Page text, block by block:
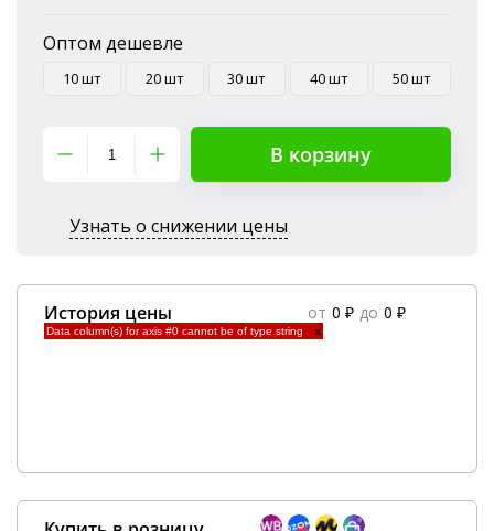
Оптом дешевле
10 шт 20 шт 30 шт 40 шт 50 шт
В корзину
Узнать о снижении цены
История цены от 0 ₽ до 0 ₽
Data column(s) for axis #0 cannot be of type string ×